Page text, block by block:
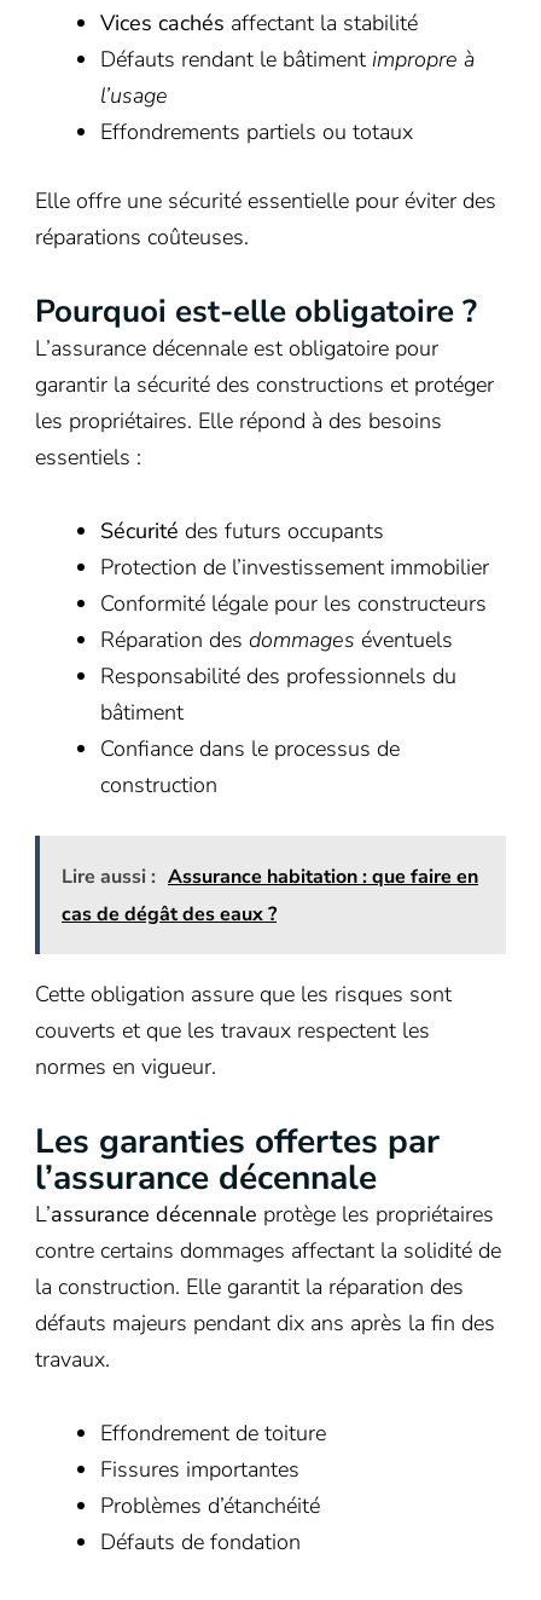
Vices cachés affectant la stabilité
Défauts rendant le bâtiment impropre à
l’usage
Effondrements partiels ou totaux
Elle offre une sécurité essentielle pour éviter des
réparations coûteuses.
Pourquoi est-elle obligatoire ?
L’assurance décennale est obligatoire pour
garantir la sécurité des constructions et protéger
les propriétaires. Elle répond à des besoins
essentiels :
Sécurité des futurs occupants
Protection de l’investissement immobilier
Conformité légale pour les constructeurs
Réparation des dommages éventuels
Responsabilité des professionnels du
bâtiment
Confiance dans le processus de
construction
Lire aussi : Assurance habitation : que faire en
cas de dégât des eaux ?
Cette obligation assure que les risques sont
couverts et que les travaux respectent les
normes en vigueur.
Les garanties offertes par
l’assurance décennale
L’assurance décennale protège les propriétaires
contre certains dommages affectant la solidité de
la construction. Elle garantit la réparation des
défauts majeurs pendant dix ans après la fin des
travaux.
Effondrement de toiture
Fissures importantes
Problèmes d’étanchéité
Défauts de fondation